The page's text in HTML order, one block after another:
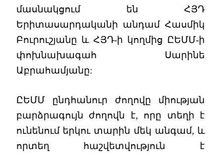
մասնակցում են ՀՅԴ
Երիտասարդականի անդամ Հասմիկ
Բուրուշյանը և ՀՅԴ-ի կողմից ԸԵՄՄ-ի
փոխնախագահ Սարինե
Աբրահամյանը:
ԸԵՄՄ ընդհանուր ժողովը միության
բարձրագույն ժողովն է, որը տեղի է
ունենում երկու տարին մեկ անգամ, և
որտեղ հաշվետվություն է